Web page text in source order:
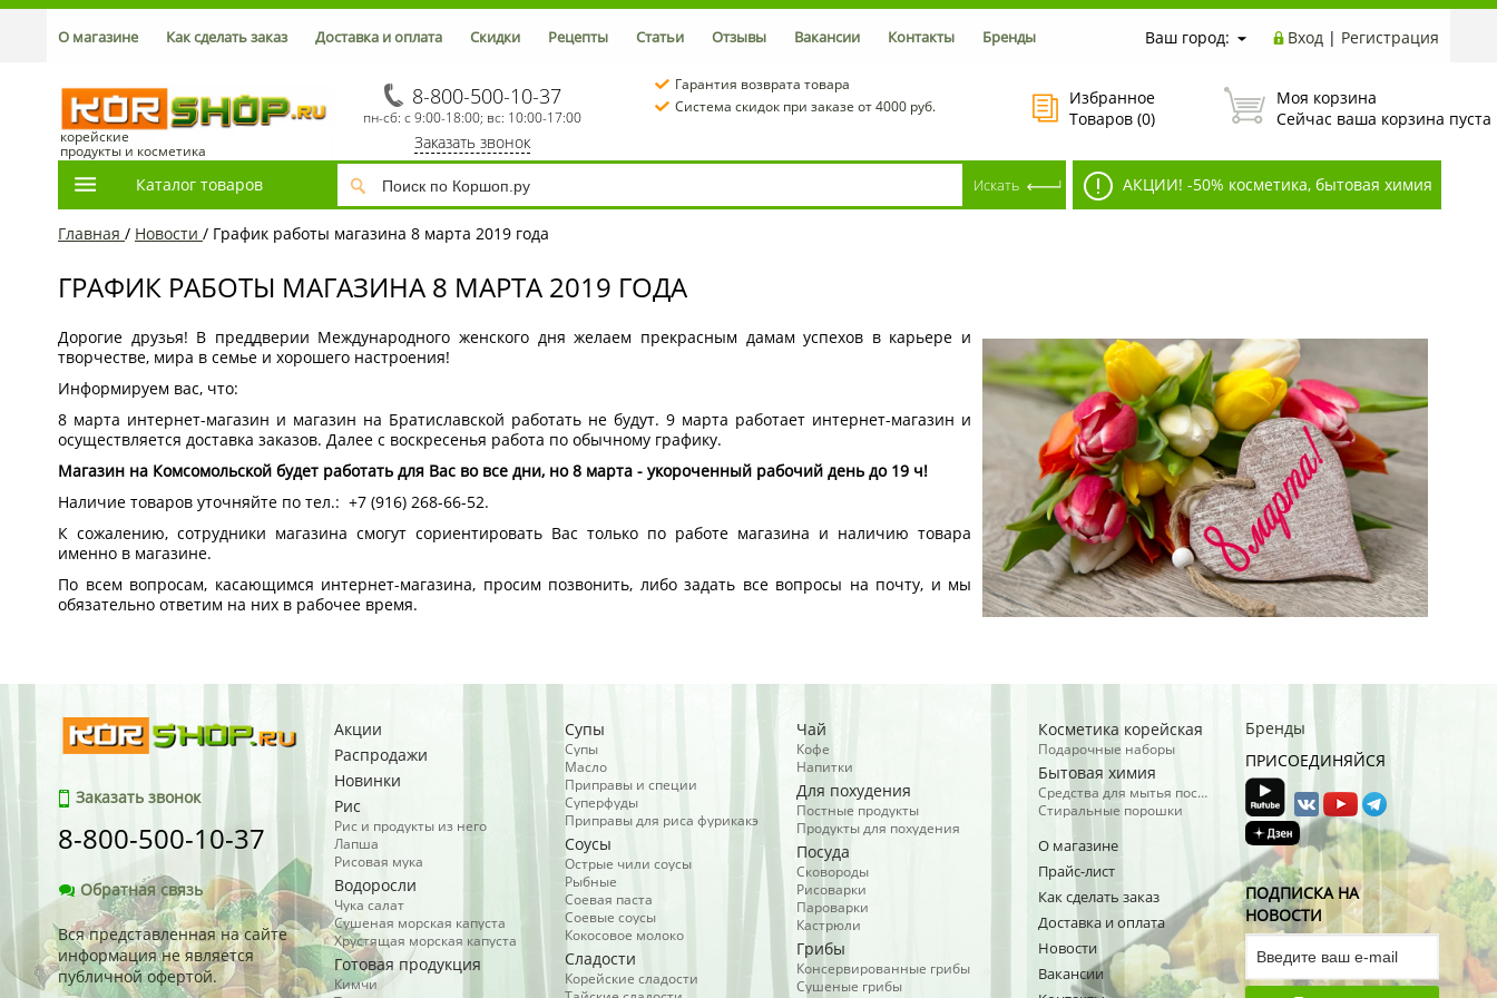
Ваш город: Вход | Регистрация
О магазине Как сделать заказ Доставка и оплата Скидки Рецепты Статьи Отзывы Вакансии Контакты Бренды
корейские
продукты и косметика
8-800-500-10-37
пн-сб: с 9:00-18:00; вс: 10:00-17:00
Заказать звонок
Гарантия возврата товара
Система скидок при заказе от 4000 руб.
Избранное
Товаров (0)
Моя корзина
Сейчас ваша корзина пуста
Каталог товаров АКЦИИ! -50% косметика, бытовая химия
Главная / Новости / График работы магазина 8 марта 2019 года
ГРАФИК РАБОТЫ МАГАЗИНА 8 МАРТА 2019 ГОДА
Дорогие друзья! В преддверии Международного женского дня желаем прекрасным дамам успехов в карьере и
творчестве, мира в семье и хорошего настроения!
Информируем вас, что:
8 марта интернет-магазин и магазин на Братиславской работать не будут. 9 марта работает интернет-магазин и
осуществляется доставка заказов. Далее с воскресенья работа по обычному графику.
Магазин на Комсомольской будет работать для Вас во все дни, но 8 марта - укороченный рабочий день до 19 ч!
Наличие товаров уточняйте по тел.: +7 (916) 268-66-52.
К сожалению, сотрудники магазина смогут сориентировать Вас только по работе магазина и наличию товара
именно в магазине.
По всем вопросам, касающимся интернет-магазина, просим позвонить, либо задать все вопросы на почту, и мы
обязательно ответим на них в рабочее время.
Заказать звонок
8-800-500-10-37
Обратная связь
Вся представленная на сайте
информация не является
публичной офертой.
Акции
Распродажи
Новинки
Рис
Рис и продукты из него
Лапша
Рисовая мука
Водоросли
Чука салат
Сушеная морская капуста
Хрустящая морская капуста
Готовая продукция
Кимчи
Супы
Супы
Масло
Приправы и специи
Суперфуды
Приправы для риса фурикакэ
Соусы
Острые чили соусы
Рыбные
Соевая паста
Соевые соусы
Кокосовое молоко
Сладости
Корейские сладости
Чай
Кофе
Напитки
Для похудения
Постные продукты
Продукты для похудения
Посуда
Сковороды
Рисоварки
Пароварки
Кастрюли
Грибы
Консервированные грибы
Сушеные грибы
Косметика корейская
Подарочные наборы
Бытовая химия
Средства для мытья посуды
Стиральные порошки
О магазине
Прайс-лист
Как сделать заказ
Доставка и оплата
Новости
Вакансии
Бренды
ПРИСОЕДИНЯЙСЯ
ПОДПИСКА НА
НОВОСТИ